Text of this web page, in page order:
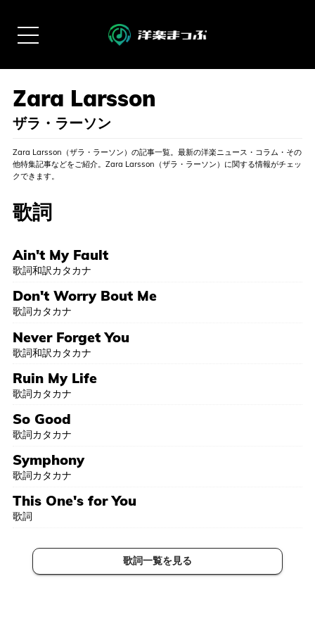
ザラ・ラーソン
Zara Larsson（ザラ・ラーソン）の記事一覧。最新の洋楽ニュース・コラム・その
他特集記事などをご紹介。Zara Larsson（ザラ・ラーソン）に関する情報がチェッ
クできます。
歌詞
Ain't My Fault
歌詞和訳カタカナ
Don't Worry Bout Me
歌詞カタカナ
Never Forget You
歌詞和訳カタカナ
Ruin My Life
歌詞カタカナ
So Good
歌詞カタカナ
Symphony
歌詞カタカナ
This One's for You
歌詞
歌詞一覧を見る